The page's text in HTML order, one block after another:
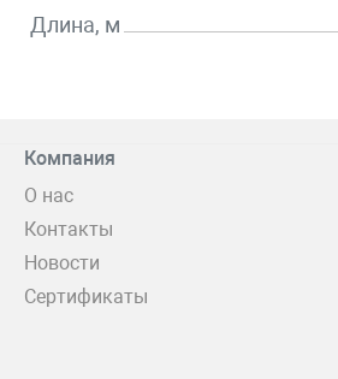
Длина, м
Компания
О нас
Контакты
Новости
Сертификаты